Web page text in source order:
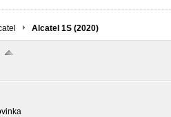
Alcatel 1S (2020)